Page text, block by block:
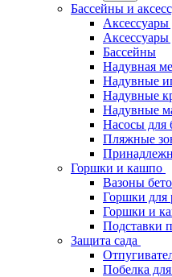
Бассейны и
Аксессуары
Аксессуары
Бассейны
Надувная
Надувные
Надувные
Надувные
Насосы для
Пляжные
Горшки и кашпо
Вазоны
Горшки для
Горшки и
Подставки
Защита сада
Побелка для